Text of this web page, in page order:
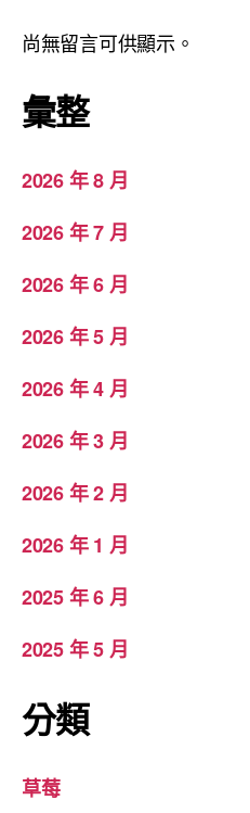
尚無留言可供顯示。
彙整
2026 年 8 月
2026 年 7 月
2026 年 6 月
2026 年 5 月
2026 年 4 月
2026 年 3 月
2026 年 2 月
2026 年 1 月
2025 年 6 月
2025 年 5 月
分類
草莓